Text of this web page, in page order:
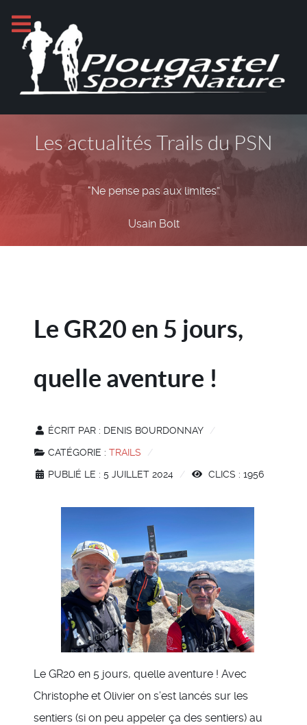
Les actualités Trails du PSN
"Ne pense pas aux limites”
Usain Bolt
Le GR20 en 5 jours,
quelle aventure !
ÉCRIT PAR : DENIS BOURDONNAY
CATÉGORIE : TRAILS
PUBLIÉ LE : 5 JUILLET 2024
CLICS : 1956
Le GR20 en 5 jours, quelle aventure ! Avec
Christophe et Olivier on s’est lancés sur les
sentiers (si on peu appeler ça des sentiers) au